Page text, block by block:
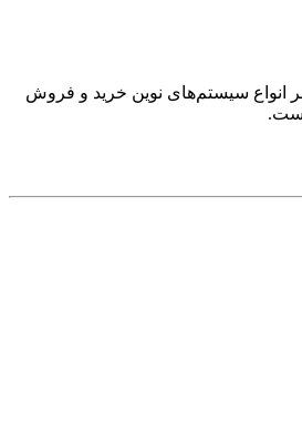
بر انواع سیستم‌های نوین خرید و فروش